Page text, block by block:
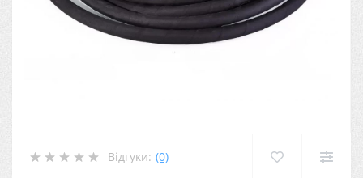
Відгуки: (0)